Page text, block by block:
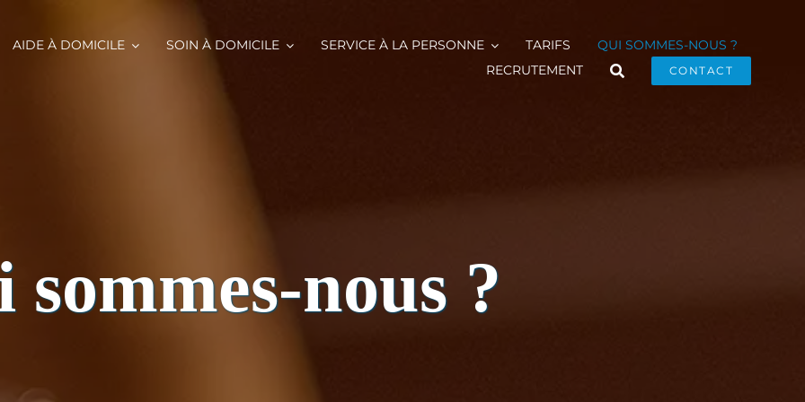
AIDE À DOMICILE SOIN À DOMICILE SERVICE À LA PERSONNE TARIFS
QUI SOMMES-NOUS ?
RECRUTEMENT
CONTACT
sommes-nous ?